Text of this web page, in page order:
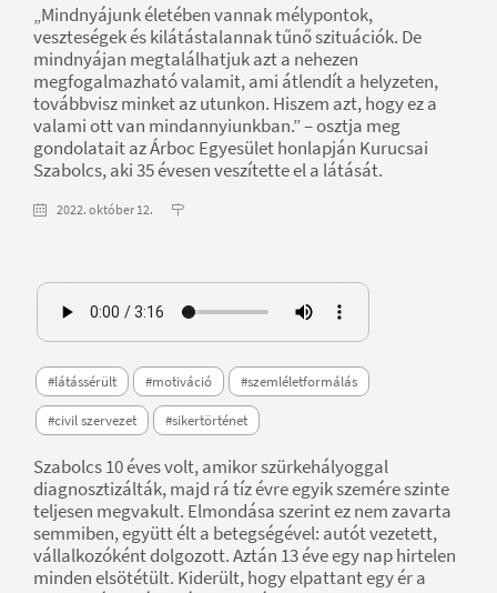
„Mindnyájunk életében vannak mélypontok,
veszteségek és kilátástalannak tűnő szituációk. De
mindnyájan megtalálhatjuk azt a nehezen
megfogalmazható valamit, ami átlendít a helyzeten,
továbbvisz minket az utunkon. Hiszem azt, hogy ez a
valami ott van mindannyiunkban.” – osztja meg
gondolatait az Árboc Egyesület honlapján Kurucsai
Szabolcs, aki 35 évesen veszítette el a látását.
2022. október 12.
#látássérült #motiváció #szemléletformálás
#civil szervezet #sikertörténet
Szabolcs 10 éves volt, amikor szürkehályoggal
diagnosztizálták, majd rá tíz évre egyik szemére szinte
teljesen megvakult. Elmondása szerint ez nem zavarta
semmiben, együtt élt a betegségével: autót vezetett,
vállalkozóként dolgozott. Aztán 13 éve egy nap hirtelen
minden elsötétült. Kiderült, hogy elpattant egy ér a